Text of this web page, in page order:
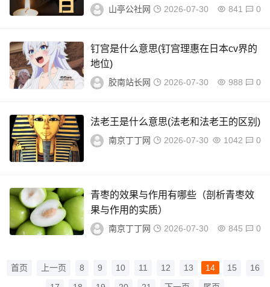
山亭公社网 2026-07-30 841 0
钉宫是什么意思(钉宫理惠在日本cv界的
地位)
胶南站长网 2026-07-30 988 0
法老王是什么意思(法老和法老王的区别)
南京丁丁网 2026-07-30 1042 0
青枣的效果与作用有哪些（剖析青枣效
果与作用的实质）
南京丁丁网 2026-07-30 845 0
首页 上一页 8 9 10 11 12 13 14 15
16